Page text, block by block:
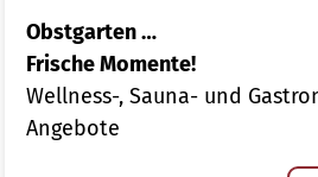
Obstgarten …
Frische Momente!
Wellness-, Sauna- und
Angebote